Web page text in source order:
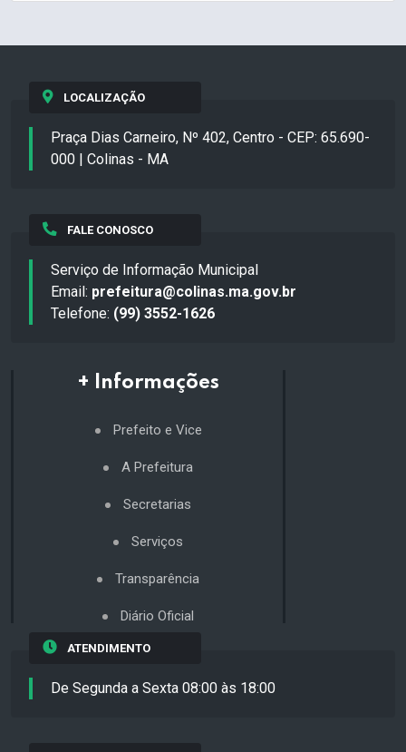
LOCALIZAÇÃO
Praça Dias Carneiro, Nº 402, Centro - CEP: 65.690-
000 | Colinas - MA
FALE CONOSCO
Serviço de Informação Municipal
Email: prefeitura@colinas.ma.gov.br
Telefone: (99) 3552-1626
+ Informações
Prefeito e Vice
A Prefeitura
Secretarias
Serviços
Transparência
Diário Oficial
ATENDIMENTO
De Segunda a Sexta 08:00 às 18:00